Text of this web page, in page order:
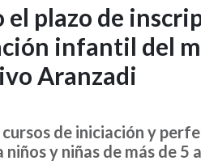
plazo de
infantil del
Aranzadi
de iniciación y
niños y niñas de más de 5